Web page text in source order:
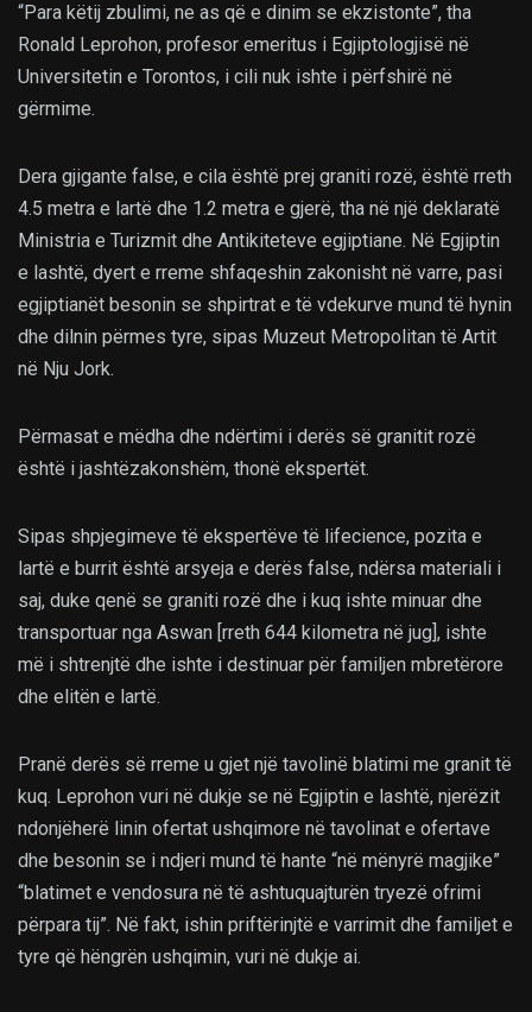
“Para këtij zbulimi, ne as që e dinim se ekzistonte”, tha
Ronald Leprohon, profesor emeritus i Egjiptologjisë në
Universitetin e Torontos, i cili nuk ishte i përfshirë në
gërmime.
Dera gjigante false, e cila është prej graniti rozë, është rreth
4.5 metra e lartë dhe 1.2 metra e gjerë, tha në një deklaratë
Ministria e Turizmit dhe Antikiteteve egjiptiane. Në Egjiptin
e lashtë, dyert e rreme shfaqeshin zakonisht në varre, pasi
egjiptianët besonin se shpirtrat e të vdekurve mund të hynin
dhe dilnin përmes tyre, sipas Muzeut Metropolitan të Artit
në Nju Jork.
Përmasat e mëdha dhe ndërtimi i derës së granitit rozë
është i jashtëzakonshëm, thonë ekspertët.
Sipas shpjegimeve të ekspertëve të lifecience, pozita e
lartë e burrit është arsyeja e derës false, ndërsa materiali i
saj, duke qenë se graniti rozë dhe i kuq ishte minuar dhe
transportuar nga Aswan [rreth 644 kilometra në jug], ishte
më i shtrenjtë dhe ishte i destinuar për familjen mbretërore
dhe elitën e lartë.
Pranë derës së rreme u gjet një tavolinë blatimi me granit të
kuq. Leprohon vuri në dukje se në Egjiptin e lashtë, njerëzit
ndonjëherë linin ofertat ushqimore në tavolinat e ofertave
dhe besonin se i ndjeri mund të hante “në mënyrë magjike”
“blatimet e vendosura në të ashtuquajturën tryezë ofrimi
përpara tij”. Në fakt, ishin priftërinjtë e varrimit dhe familjet e
tyre që hëngrën ushqimin, vuri në dukje ai.